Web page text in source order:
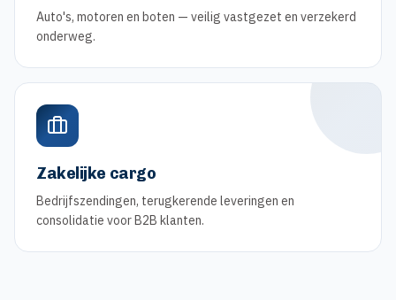
Auto's, motoren en boten — veilig vastgezet en verzekerd
onderweg.
Zakelijke cargo
Bedrijfszendingen, terugkerende leveringen en
consolidatie voor B2B klanten.